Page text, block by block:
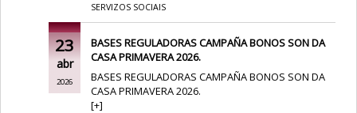
SERVIZOS SOCIAIS
23
abr
2026
BASES REGULADORAS CAMPAÑA BONOS SON DA
CASA PRIMAVERA 2026.
BASES REGULADORAS CAMPAÑA BONOS SON DA
CASA PRIMAVERA 2026.
[+]